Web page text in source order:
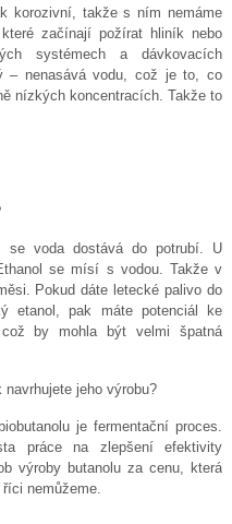
korozivní, takže s ním nemáme
začínají požírat hliník nebo
systémech a dávkovacích
– nenasává vodu, což je to, co
nízkých koncentracích. Takže to
se voda dostává do potrubí. U
se mísí s vodou. Takže v
Pokud dáte letecké palivo do
etanol, pak máte potenciál ke
což by mohla být velmi špatná
jeho výrobu?
je fermentační proces.
práce na zlepšení efektivity
výroby butanolu za cenu, která
nemůžeme.